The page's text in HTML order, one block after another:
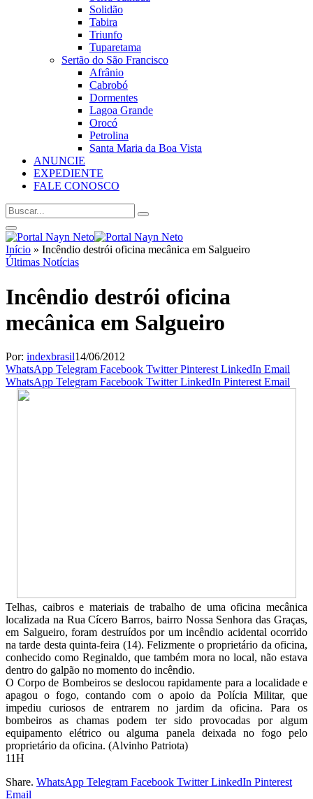
Solidão
Tabira
Triunfo
Tuparetama
Sertão do São Francisco
Afrânio
Cabrobó
Dormentes
Lagoa Grande
Orocó
Petrolina
Santa Maria da Boa Vista
ANUNCIE
EXPEDIENTE
FALE CONOSCO
Início » Incêndio destrói oficina mecânica em Salgueiro
Últimas Notícias
Incêndio destrói oficina
mecânica em Salgueiro
Por: indexbrasil14/06/2012
WhatsApp Telegram Facebook Twitter Pinterest LinkedIn Email
WhatsApp Telegram Facebook Twitter LinkedIn Pinterest Email
Telhas, caibros e materiais de trabalho de uma oficina mecânica
localizada na Rua Cícero Barros, bairro Nossa Senhora das Graças,
em Salgueiro, foram destruídos por um incêndio acidental ocorrido
na tarde desta quinta-feira (14). Felizmente o proprietário da oficina,
conhecido como Reginaldo, que também mora no local, não estava
dentro do galpão no momento do incêndio.
O Corpo de Bombeiros se deslocou rapidamente para a localidade e
apagou o fogo, contando com o apoio da Polícia Militar, que
impediu curiosos de entrarem no jardim da oficina. Para os
bombeiros as chamas podem ter sido provocadas por algum
equipamento elétrico ou alguma panela deixada no fogo pelo
proprietário da oficina. (Alvinho Patriota)
11H
Share. WhatsApp Telegram Facebook Twitter LinkedIn Pinterest
Email